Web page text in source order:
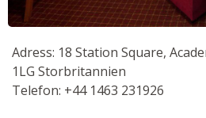
Adress: 18 Station Square,
1LG Storbritannien
Telefon: +44 1463 231926